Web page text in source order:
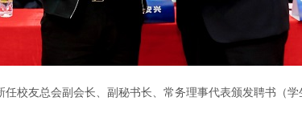
任校友总会副会长、副秘书长、常务理事代表颁发聘书（学